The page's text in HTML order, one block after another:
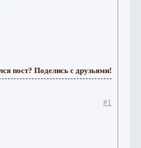
пост? Поделись с друзьями!
#1